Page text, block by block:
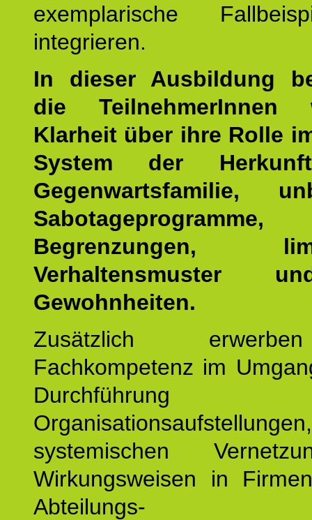
exemplarische
integrieren.
In dieser Ausbildung
die TeilnehmerInnen
Klarheit über ihre Rolle
System der
Gegenwartsfamilie,
Begrenzungen,
Verhaltensmuster
Gewohnheiten.
Zusätzlich
Fachkompetenz im
systemischen
Wirkungsweisen in
Abteilungs-